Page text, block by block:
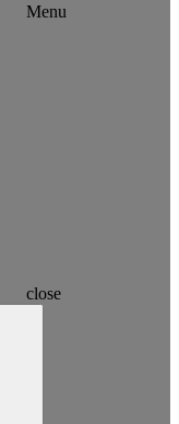
Menu
close